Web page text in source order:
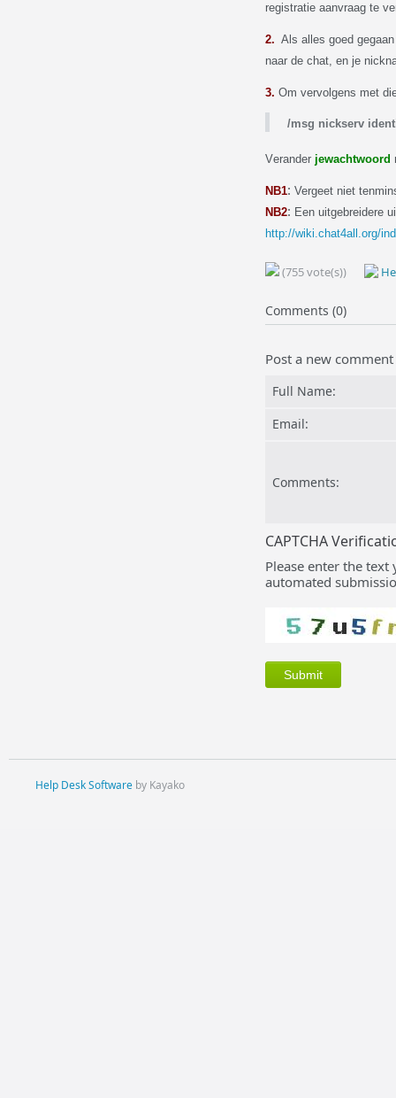
registratie aanvraag te
2. Als alles goed
naar de chat, en je
3. Om vervolgens met
/msg nickserv
Verander jewachtwoord
NB1: Vergeet niet
NB2: Een uitgebreidere
http://wiki.chat4all.org/
(755 vote(s))
Comments (0)
Post a new comment
Full Name:
Email:
Comments:
CAPTCHA
Please enter the
automated
Help Desk Softwareby Kayako